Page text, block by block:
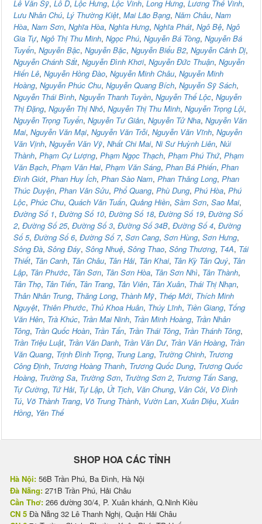
Lê Văn Sỹ, Lô D, Lộc Hưng, Lộc Vinh, Long Hưng, Lương Thế Vinh,
Lưu Nhân Chú, Lý Thường Kiệt, Mai Lão Bạng, Năm Châu, Nam
Hòa, Nam Sơn, Nghĩa Hòa, Nghĩa Hưng, Nghĩa Phát, Ngô Bệ, Ngô
Gia Tự, Ngô Thị Thu Minh, Ngọc Phú, Nguyễn Bá Tòng, Nguyễn Bá
Tuyển, Nguyễn Bậc, Nguyễn Bặc, Nguyễn Biểu B2, Nguyễn Cảnh Dị,
Nguyễn Chánh Sắt, Nguyễn Đình Khơi, Nguyễn Đức Thuận, Nguyễn
Hiến Lê, Nguyễn Hồng Đào, Nguyễn Minh Châu, Nguyễn Minh
Hoàng, Nguyễn Phúc Chu, Nguyễn Quang Bích, Nguyễn Sỹ Sách,
Nguyễn Thái Bình, Nguyễn Thanh Tuyền, Nguyễn Thế Lộc, Nguyễn
Thị Đặng, Nguyễn Thị Nhỏ, Nguyễn Thị Thu Minh, Nguyễn Trọng Lội,
Nguyễn Trọng Tuyển, Nguyễn Tư Giản, Nguyễn Tử Nha, Nguyễn Văn
Mai, Nguyễn Văn Mại, Nguyễn Văn Trỗi, Nguyễn Văn Vĩnh, Nguyễn
Văn Vịnh, Nguyễn Văn Vỹ, Nhất Chi Mai, Ni Sư Huỳnh Liên, Núi
Thành, Phạm Cự Lượng, Phạm Ngọc Thạch, Phạm Phú Thứ, Phạm
Văn Bạch, Phạm Văn Hai, Phạm Văn Sáng, Phan Bá Phiến, Phan
Đình Giót, Phan Huy Ích, Phan Sào Nam, Phan Thăng Long, Phan
Thúc Duyện, Phan Văn Sửu, Phổ Quang, Phù Dung, Phú Hòa, Phú
Lộc, Phúc Chu, Quách Văn Tuấn, Quảng Hiền, Sầm Sơn, Sao Mai,
Đường Số 1, Đường Số 10, Đường Số 18, Đường Số 19, Đường Số
2, Đường Số 25, Đường Số 3, Đường Số 34B, Đường Số 4, Đường
Số 5, Đường Số 6, Đường Số 7, Sơn Cang, Sơn Hùng, Sơn Hưng,
Sông Đà, Sông Đáy, Sông Nhuệ, Sông Thao, Sông Thương, T4A, Tái
Thiết, Tân Canh, Tân Châu, Tân Hải, Tân Khai, Tân Kỳ Tân Quý, Tân
Lập, Tân Phước, Tân Sơn, Tân Sơn Hòa, Tân Sơn Nhì, Tân Thành,
Tân Thọ, Tân Tiến, Tân Trang, Tản Viên, Tân Xuân, Thái Thị Nhạn,
Thân Nhân Trung, Thăng Long, Thành Mỹ, Thép Mới, Thích Minh
Nguyệt, Thiên Phước, Thủ Khoa Huân, Thúy Lĩnh, Tiền Giang, Tống
Văn Hên, Trà Khúc, Trần Mai Ninh, Trần Minh Hoàng, Trần Nhân
Tông, Trần Quốc Hoàn, Trần Tấn, Trần Thái Tông, Trần Thánh Tông,
Trần Triệu Luật, Trần Văn Danh, Trần Văn Dư, Trần Văn Hoàng, Trần
Văn Quang, Trịnh Đình Trọng, Trung Lang, Trường Chinh, Trương
Công Định, Trương Hoàng Thanh, Trương Quốc Dung, Trương Quốc
Hoàng, Trường Sa, Trường Sơn, Trường Sơn 2, Trương Tấn Sang,
Tự Cường, Tứ Hải, Tự Lập, Út Tịch, Văn Chung, Vân Côi, Võ Đình
Tú, Võ Thành Trang, Võ Trung Thành, Vườn Lan, Xuân Diệu, Xuân
Hồng, Yên Thế
SHOP HOA CÁC TỈNH
Hà Nội: 56B Trần Phú, Ba Đình, Hà Nội
Đà Nẵng: 271B Trần Phú, Hải Châu
Cần Thơ: 266 đường 30/4, P. Xuân khánh, Q.Ninh Kiều
CN 5 Đà Nẵng 32 Lê Thanh Nghị, Quận Hải Châu